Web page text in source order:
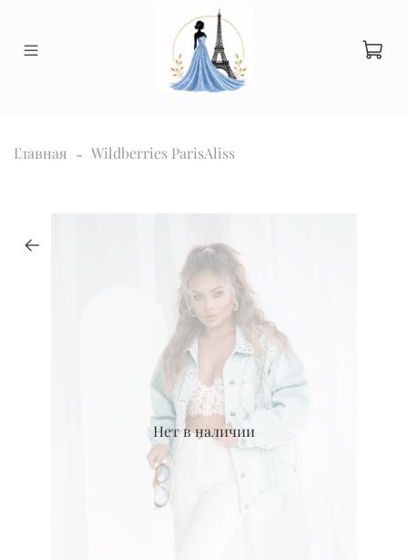
Главная Wildberries ParisAliss
Нет в наличии